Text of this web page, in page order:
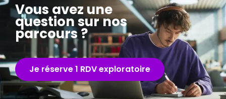
Vous avez une
question sur nos
parcours ?
Je réserve 1 RDV exploratoire